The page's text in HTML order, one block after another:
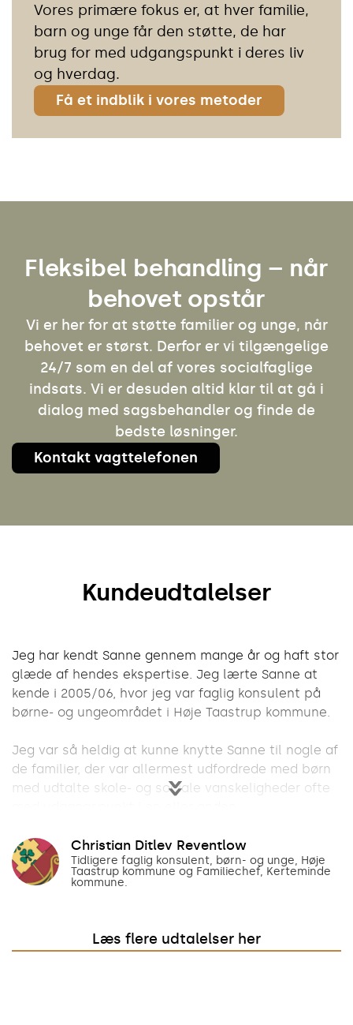
Vores primære fokus er, at hver familie,
barn og unge får den støtte, de har
brug for med udgangspunkt i deres liv
og hverdag.
Få et indblik i vores metoder
Fleksibel behandling – når
behovet opstår
Vi er her for at støtte familier og unge, når
behovet er størst. Derfor er vi tilgængelige
24/7 som en del af vores socialfaglige
indsats. Vi er desuden altid klar til at gå i
dialog med sagsbehandler og finde de
bedste løsninger.
Kontakt vagttelefonen
Kundeudtalelser
Jeg har kendt Sanne gennem mange år og haft stor
glæde af hendes ekspertise. Jeg lærte Sanne at
kende i 2005/06, hvor jeg var faglig konsulent på
børne- og ungeområdet i Høje Taastrup kommune.
Jeg var så heldig at kunne knytte Sanne til nogle af
de familier, der var allermest udfordrede med børn
med udtalte skole- og sociale vanskeligheder ofte
Men først og fremmest var der tale om børn og
familier, hvor skolen eller det sociale system ikke
evnede at rumme barnet og dets forældre. Her
hvor børnene med Sanne ved deres side gradvis
Christian Ditlev Reventlow
Tidligere faglig konsulent, børn- og unge, Høje
Taastrup kommune og Familiechef, Kerteminde
kommune.
Læs flere udtalelser her